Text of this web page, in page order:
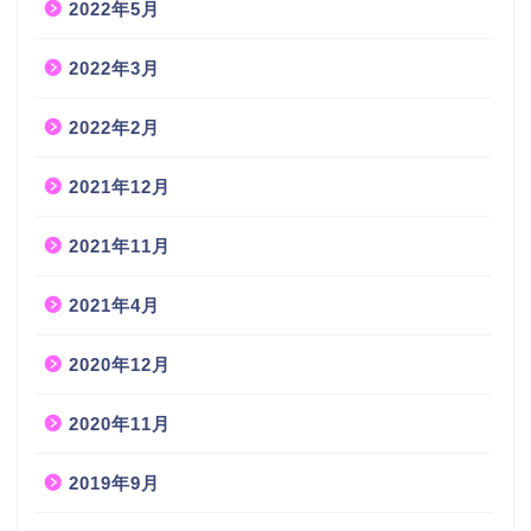
2022年5月
2022年3月
2022年2月
2021年12月
2021年11月
2021年4月
2020年12月
2020年11月
2019年9月